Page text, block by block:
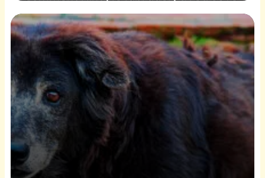
la joie et l’affection après la perte de
sa maîtresse
3 février 2025